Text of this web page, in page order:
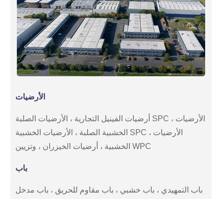
الأرضيات
أرضيات الفينيل التجارية ، الأرضيات الصلبة SPC ، الأرضيات
الخشبية الصلبة ، الأرضيات الخشبية SPC ، الأرضيات
الخشبية ، أرضيات الخيزران ، وتزيين WPC
باب
باب التمهيدي ، باب خشبي ، باب مقاوم للحريق ، باب مدخل